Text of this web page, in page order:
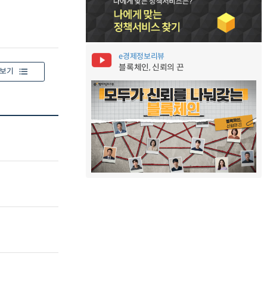
기
e경제정보리뷰
블록체인, 신뢰의 끈